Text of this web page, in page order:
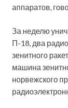
аппаратов,
За неделю
П-18, два
зенитного
машина
норвежского